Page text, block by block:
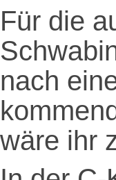
Für die
nach
wäre ihr